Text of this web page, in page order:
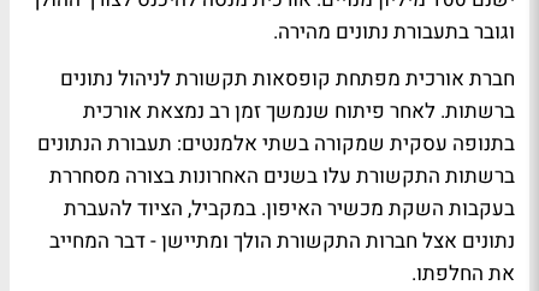
וגובר בתעבורת נתונים מהירה.
חברת אורכית מפתחת קופסאות תקשורת לניהול נתונים
ברשתות. לאחר פיתוח שנמשך זמן רב נמצאת אורכית
בתנופה עסקית שמקורה בשתי אלמנטים: תעבורת הנתונים
ברשתות התקשורת עלו בשנים האחרונות בצורה מסחררת
בעקבות השקת מכשיר האיפון. במקביל, הציוד להעברת
נתונים אצל חברות התקשורת הולך ומתיישן - דבר המחייב
את החלפתו.